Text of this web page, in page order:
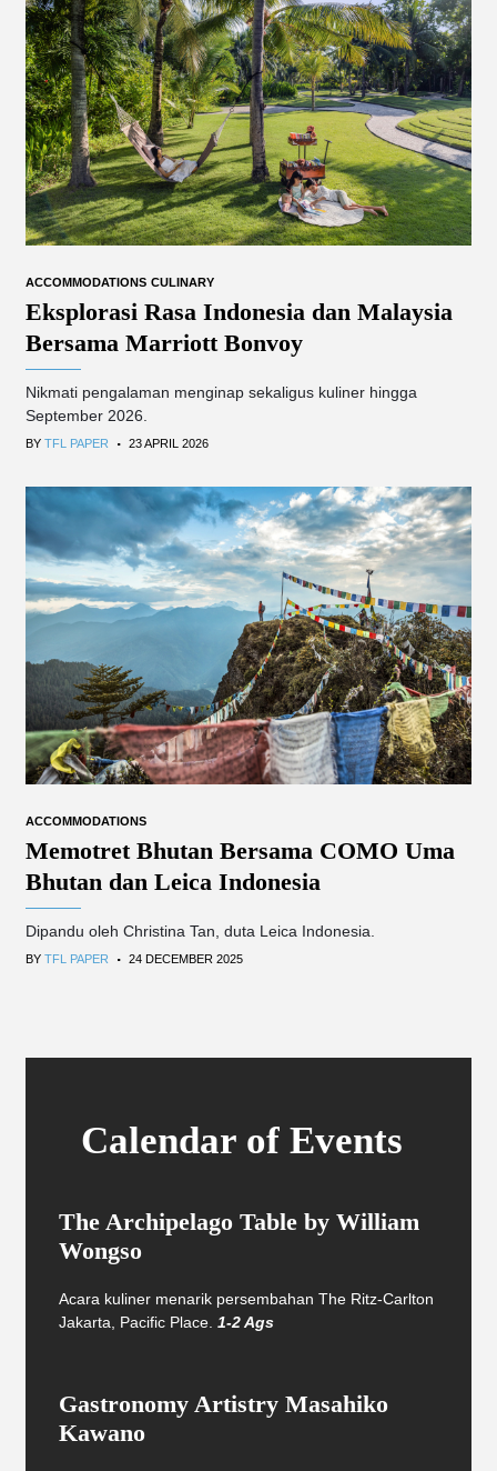
ACCOMMODATIONS CULINARY
Eksplorasi Rasa Indonesia dan Malaysia
Bersama Marriott Bonvoy
Nikmati pengalaman menginap sekaligus kuliner hingga
September 2026.
BY TFL PAPER . 23 APRIL 2026
ACCOMMODATIONS
Memotret Bhutan Bersama COMO Uma
Bhutan dan Leica Indonesia
Dipandu oleh Christina Tan, duta Leica Indonesia.
BY TFL PAPER . 24 DECEMBER 2025
Calendar of Events
The Archipelago Table by William
Wongso
Acara kuliner menarik persembahan The Ritz-Carlton
Jakarta, Pacific Place. 1-2 Ags
Gastronomy Artistry Masahiko
Kawano